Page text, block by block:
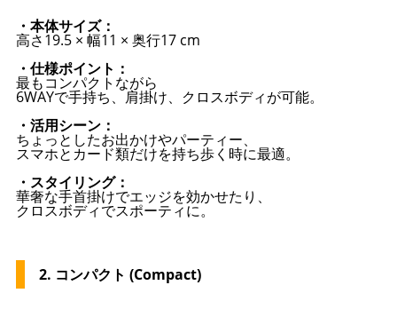
・本体サイズ：
高さ19.5 × 幅11 × 奥行17 cm
・仕様ポイント：
最もコンパクトながら
6WAYで手持ち、肩掛け、クロスボディが可能。
・活用シーン：
ちょっとしたお出かけやパーティー、
スマホとカード類だけを持ち歩く時に最適。
・スタイリング：
華奢な手首掛けでエッジを効かせたり、
クロスボディでスポーティに。
2. コンパクト (Compact)